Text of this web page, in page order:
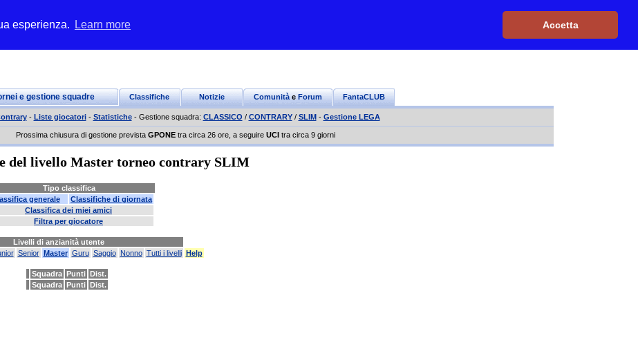
esperienza. Learn more Accetta
Contattaci|Login|
e gestione squadre Classifiche Notizie Comunitàe Forum FantaCLUB
- Liste giocatori- Statistiche- Gestione squadra: CLASSICO / CONTRARY/ SLIM- Gestione LEGA
Prossima chiusura di gestione prevista GPONE tra circa 26 ore, a seguire UCI tra circa 9 giorni
del livello Master torneo contrary SLIM
Tipo classifica
generale
Classifiche di giornata
Classifica dei miei amici
Filtra per giocatore
Livelli di anzianità utente
Senior Master Guru Saggio Nonno Tutti i livelli Help
Squadra Punti Dist.
Squadra Punti Dist.